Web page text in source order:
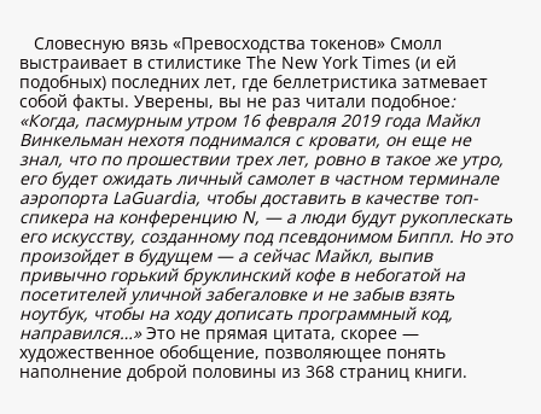
Словесную вязь «Превосходства токенов» Смолл
выстраивает в стилистике The New York Times (и ей
подобных) последних лет, где беллетристика затмевает
собой факты. Уверены, вы не раз читали подобное:
«Когда, пасмурным утром 16 февраля 2019 года Майкл
Винкельман нехотя поднимался с кровати, он еще не
знал, что по прошествии трех лет, ровно в такое же утро,
его будет ожидать личный самолет в частном терминале
аэропорта LaGuardia, чтобы доставить в качестве топ-
спикера на конференцию N, — а люди будут рукоплескать
его искусству, созданному под псевдонимом Биппл. Но это
произойдет в будущем — а сейчас Майкл, выпив
привычно горький бруклинский кофе в небогатой на
посетителей уличной забегаловке и не забыв взять
ноутбук, чтобы на ходу дописать программный код,
направился…»Это не прямая цитата, скорее —
художественное обобщение, позволяющее понять
наполнение доброй половины из 368 страниц книги.